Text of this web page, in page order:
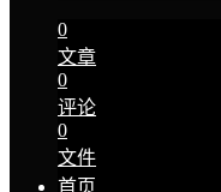
0
文章
0
评论
0
文件
首页